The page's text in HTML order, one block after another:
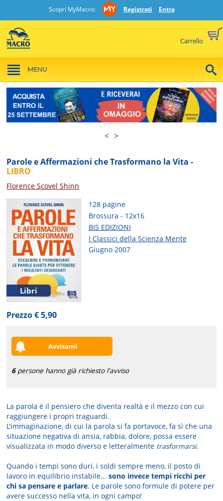
Scopri MyMacro: Registrati Entra
Carrello
MENU
< >
Parole e Affermazioni che Trasformano la Vita -
LIBRO
Florence Scovel Shinn
Libri
128 pagine
Brossura - 12x16
BIS EDIZIONI
I Classici della Scienza Mente
Giugno 2007
Prezzo € 5,90
Avvisami
6persone hanno già richiesto l'avviso
La parola è il pensiero che diventa realtà e il mezzo con cui
raggiungere i propri traguardi.
L'immaginazione, di cui la parola si fa portavoce, fa sì che una
situazione negativa di ansia, rabbia, dolore, possa essere
visualizzata in modo diverso e letteralmente trasformarsi.
Quando i tempi sono duri, i soldi sempre meno, il posto di
lavoro in equilibrio instabile...sono invece tempi ricchi per
chi sa pensare e parlare. Le parole sono formule di potere per
avere successo nella vita, in ogni campo!